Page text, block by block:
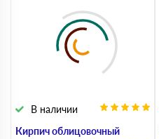
Кирпич облицовочный
В наличии